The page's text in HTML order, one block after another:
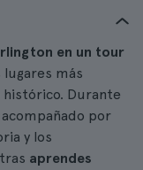
en un tour
más
Durante
acompañado por
y los
aprendes